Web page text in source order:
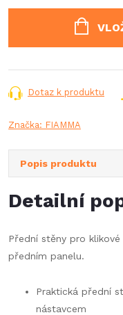
Dotaz k produktu
Značka: FIAMMA
Popis produktu
Detailní
Přední stěny pro
předním panelu.
Praktická přední
nástavcem